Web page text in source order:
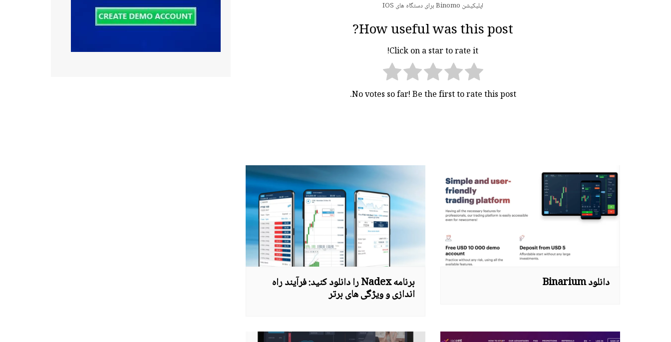
Norsk Bokmål
Suomi
Nederlands
Slovenčina
Hrvatski
اپلیکیشن Binomo برای دستگاه های IOS
How useful was this post?
Click on a star to rate it!
No votes so far! Be the first to rate this post.
دانلود Binarium برنامه Nadex را دانلود کنید: فرآیند راه
اندازی و ویژگی های برتر